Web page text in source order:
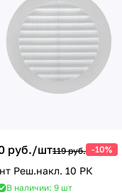
руб./шт119 руб. -10%
Реш.накл. 10 РК
В наличии: 9 шт